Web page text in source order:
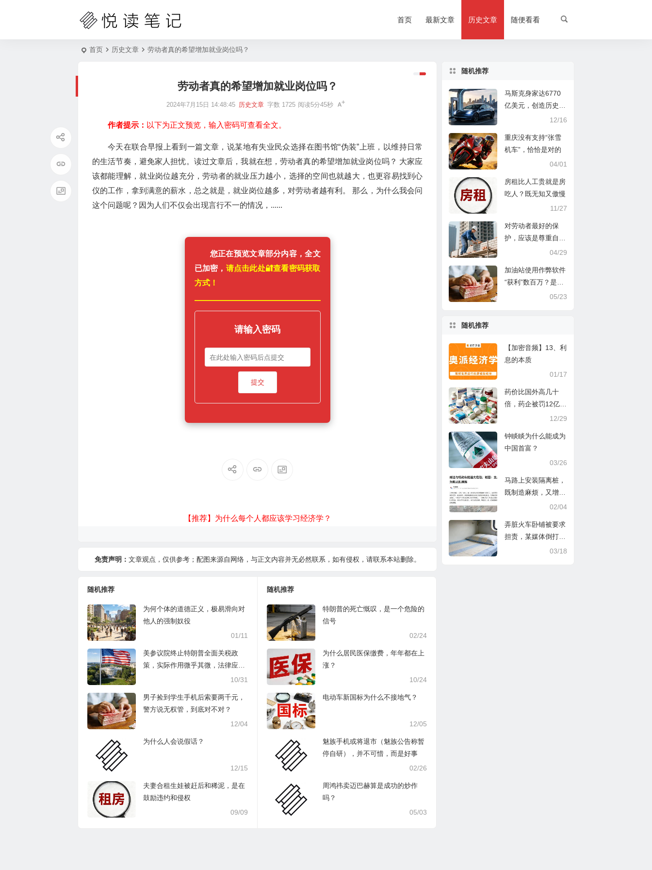
首页 最新文章 历史文章 随便看看
首页 历史文章 劳动者真的希望增加就业岗位吗？
劳动者真的希望增加就业岗位吗？
2024年7月15日 14:48:45 历史文章 字数 1725 阅读5分45秒
作者提示： 以下为正文预览，输入密码可查看全文。
今天在联合早报上看到一篇文章，说某地有失业民众选择在图书馆“伪装”上班，以维持日常
的生活节奏，避免家人担忧。读过文章后，我就在想，劳动者真的希望增加就业岗位吗？ 大家应
该都能理解，就业岗位越充分，劳动者的就业压力越小，选择的空间也就越大，也更容易找到心
仪的工作，拿到满意的薪水，总之就是，就业岗位越多，对劳动者越有利。 那么，为什么我会问
这个问题呢？因为人们不仅会出现言行不一的情况，......
您正在预览文章部分内容，全文
已加密， 请点击此处🔐️查看密码获取
方式！
请输入密码
【推荐】为什么每个人都应该学习经济学？
免责声明： 文章观点，仅供参考；配图来源自网络，与正文内容并无必然联系，如有侵权，请联系本站删除。
随机推荐
为何个体的道德正义，极易滑向对
他人的强制奴役
01/11
美参议院终止特朗普全面关税政
策，实际作用微乎其微，法律应支
10/31
男子捡到学生手机后索要两千元，
警方说无权管，到底对不对？
12/04
为什么人会说假话？
12/15
夫妻合租生娃被赶后和稀泥，是在
鼓励违约和侵权
09/09
随机推荐
特朗普的死亡慨叹，是一个危险的
信号
02/24
为什么居民医保缴费，年年都在上
涨？
10/24
电动车新国标为什么不接地气？
12/05
魅族手机或将退市（魅族公告称暂
停自研），并不可惜，而是好事
02/26
周鸿祎卖迈巴赫算是成功的炒作
吗？
05/03
随机推荐
马斯克身家达6770
亿美元，创造历史，
12/16
重庆没有支持“张雪
机车”，恰恰是对的
04/01
房租比人工贵就是房
吃人？既无知又傲慢
11/27
对劳动者最好的保
护，应该是尊重自由
04/29
加油站使用作弊软件
“获利”数百万？是真
05/23
随机推荐
【加密音频】13、利
息的本质
01/17
药价比国外高几十
倍，药企被罚12亿，
12/29
钟睒睒为什么能成为
中国首富？
03/26
马路上安装隔离桩，
既制造麻烦，又增加
02/04
弄脏火车卧铺被要求
担责，某媒体倒打一
03/18